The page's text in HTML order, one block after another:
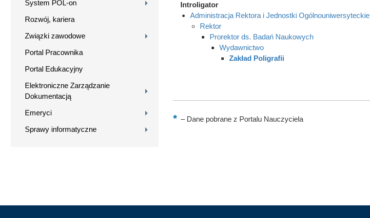
System POL-on
Rozwój, kariera
Związki zawodowe
Portal Pracownika
Portal Edukacyjny
Elektroniczne Zarządzanie
Dokumentacją
Emeryci
Sprawy informatyczne
Introligator
Administracja Rektora i Jednostki Ogólnouniwersyteckie
Rektor
Prorektor ds. Badań Naukowych
Wydawnictwo
Zakład Poligrafii
–Dane pobrane z Portalu Nauczyciela